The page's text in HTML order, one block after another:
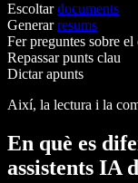
Escoltardocuments
Generarresums
Fer preguntes sobre
Repassar punts clau
Dictar apunts
Així, la lectura i la
En què es
assistents IA